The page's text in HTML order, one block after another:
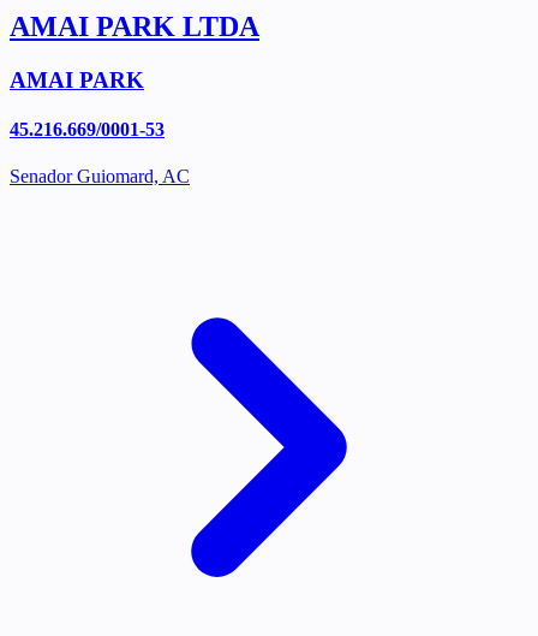
AMAI PARK LTDA
AMAI PARK
45.216.669/0001-53
Senador Guiomard, AC